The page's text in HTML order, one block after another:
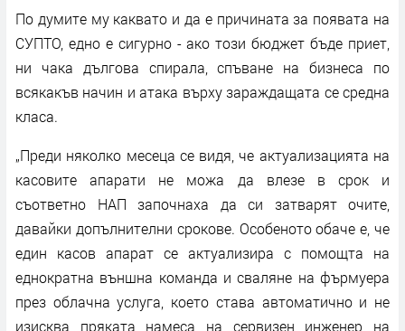
По думите му каквато и да е причината за появата на
СУПТО, едно е сигурно - ако този бюджет бъде приет,
ни чака дългова спирала, спъване на бизнеса по
всякакъв начин и атака върху зараждащата се средна
класа.
„Преди няколко месеца се видя, че актуализацията на
касовите апарати не можа да влезе в срок и
съответно НАП започнаха да си затварят очите,
давайки допълнителни срокове. Особеното обаче е, че
един касов апарат се актуализира с помощта на
еднократна външна команда и сваляне на фърмуера
през облачна услуга, което става автоматично и не
изисква пряката намеса на сервизен инженер на